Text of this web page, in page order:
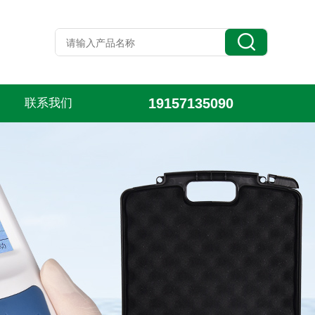
联系我们 19157135090